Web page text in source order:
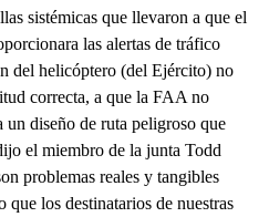
sistémicas que llevaron a que el
las alertas de tráfico
del helicóptero (del Ejército) no
correcta, a que la FAA no
un diseño de ruta peligroso que
el miembro de la junta Todd
problemas reales y tangibles
que los destinatarios de nuestras